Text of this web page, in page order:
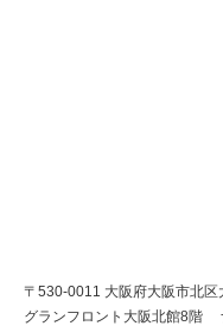
〒530-0011 大阪府大阪市北区
グランフロント大阪北館8階